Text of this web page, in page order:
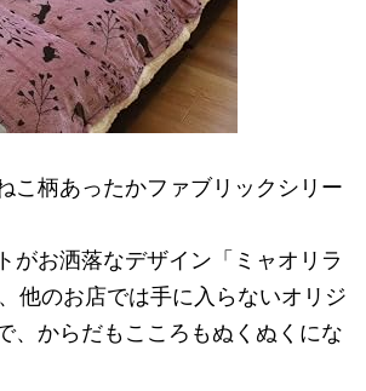
こ柄あったかファブリックシリー
がお洒落なデザイン「ミャオリラ
他のお店では手に入らないオリジ
、からだもこころもぬくぬくにな